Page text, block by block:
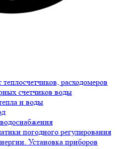
расходомеров
счетчиков воды
и воды
погодного регулирования
Установка приборов